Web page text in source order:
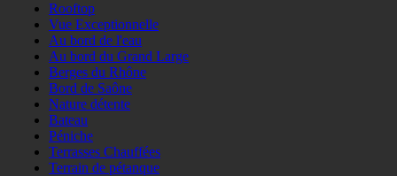
Rooftop
Vue Exceptionnelle
Au bord de l'eau
Au bord du Grand Large
Berges du Rhône
Bord de Saône
Nature détente
Bateau
Péniche
Terrasses Chauffées
Terrain de pétanque